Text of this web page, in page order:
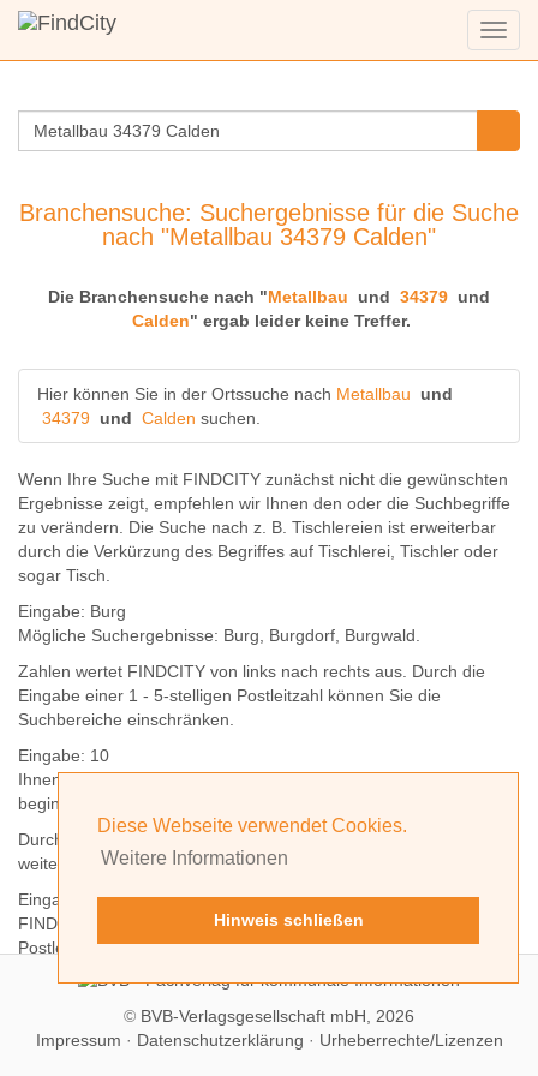
Diese Webseite verwendet Cookies.
Weitere Informationen
Hinweis schließen
Menü
Branchensuche: Suchergebnisse für die Suche
nach "Metallbau 34379 Calden"
Die Branchensuche nach "Metallbau und 34379 und
Calden" ergab leider keine Treffer.
Hier können Sie in der Ortssuche nach Metallbau
und
34379
und Calden suchen.
Wenn Ihre Suche mit FINDCITY zunächst nicht die gewünschten
Ergebnisse zeigt, empfehlen wir Ihnen den oder die Suchbegriffe
zu verändern. Die Suche nach z. B. Tischlereien ist erweiterbar
durch die Verkürzung des Begriffes auf Tischlerei Tischler oder
sogar Tisch
Eingabe: Burg
Mögliche Suchergebnisse: Burg Burgdorf, Burgwald.
Zahlen wertet FINDCITY von links nach rechts aus. Durch die
Eingabe einer 1 - 5-stelligen Postleitzahl können Sie die
Suchbereiche einschränken.
Eingabe: 10
Ihnen werdenalle Orteangezeigt, derenPostleitzahlmit einer10
beginnt.
Durch Hinzufügen weiterer Ziffern können Sie den Suchbereich
weiter einschränken.
Eingabe:
10585
FINDCITY präsentiert Ihnen ausschließlich die zu dieser
Postleitzahl gehörende Kommune; in diesem Fall Berlin.
© BVB-Verlagsgesellschaft mbH, 2026
Impressum · Datenschutzerklärung · Urheberrechte/Lizenzen